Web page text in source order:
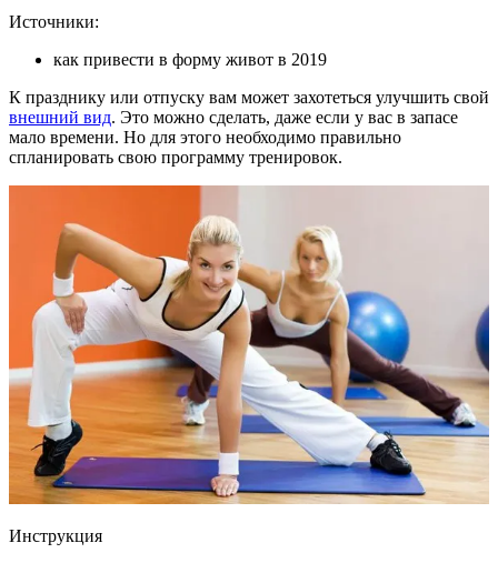
Источники:
как привести в форму живот в 2019
К празднику или отпуску вам может захотеться улучшить свой
внешний вид. Это можно сделать, даже если у вас в запасе
мало времени. Но для этого необходимо правильно
спланировать свою программу тренировок.
Инструкция